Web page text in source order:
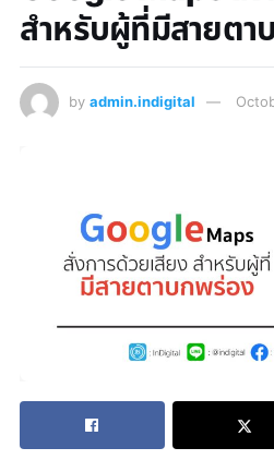
สำหรับผู้ที่มีสายตา
by admin.indigital